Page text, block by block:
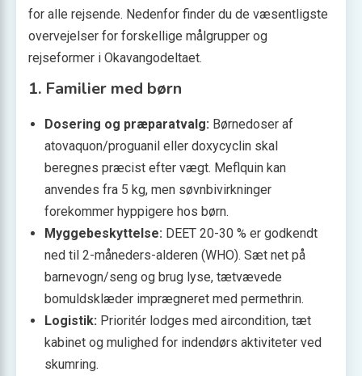
for alle rejsende. Nedenfor finder du de væsentligste
overvejelser for forskellige målgrupper og
rejseformer i Okavangodeltaet.
1. Familier med børn
Dosering og præparatvalg: Børnedoser af
atovaquon/proguanil eller doxycyclin skal
beregnes præcist efter vægt. Meflquin kan
anvendes fra 5 kg, men søvnbivirkninger
forekommer hyppigere hos børn.
Myggebeskyttelse: DEET 20-30 % er godkendt
ned til 2-måneders-alderen (WHO). Sæt net på
barnevogn/seng og brug lyse, tætvævede
bomuldsklæder imprægneret med permethrin.
Logistik: Prioritér lodges med aircondition, tæt
kabinet og mulighed for indendørs aktiviteter ved
skumring.